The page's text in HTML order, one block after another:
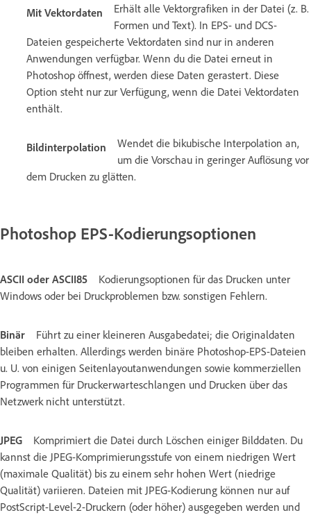
Mit Vektordaten
Erhält alle Vektorgrafiken in der Datei (z. B.
Formen und Text). In EPS- und DCS-
Dateien gespeicherte Vektordaten sind nur in anderen
Anwendungen verfügbar. Wenn du die Datei erneut in
Photoshop öffnest, werden diese Daten gerastert. Diese
Option steht nur zur Verfügung, wenn die Datei Vektordaten
enthält.
Bildinterpolation
Wendet die bikubische Interpolation an,
um die Vorschau in geringer Auflösung vor
dem Drucken zu glätten.
Photoshop EPS-Kodierungsoptionen
ASCII oder ASCII85
Kodierungsoptionen für das Drucken unter
Windows oder bei Druckproblemen bzw. sonstigen Fehlern.
Binär
Führt zu einer kleineren Ausgabedatei; die Originaldaten
bleiben erhalten. Allerdings werden binäre Photoshop-EPS-Dateien
u. U. von einigen Seitenlayoutanwendungen sowie kommerziellen
Programmen für Druckerwarteschlangen und Drucken über das
Netzwerk nicht unterstützt.
JPEG
Komprimiert die Datei durch Löschen einiger Bilddaten. Du
kannst die JPEG-Komprimierungsstufe von einem niedrigen Wert
(maximale Qualität) bis zu einem sehr hohen Wert (niedrige
Qualität) variieren. Dateien mit JPEG-Kodierung können nur auf
PostScript-Level-2-Druckern (oder höher) ausgegeben werden und